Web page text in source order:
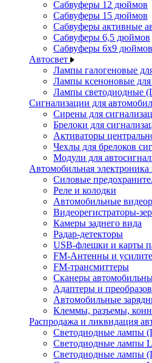
Сабвуферы 12 дюймов
Сабвуферы 15 дюймов
Сабвуферы активные
Сабвуферы 6,5 дюймов
Сабвуферы 6x9 дюймов
Автосвет
Лампы галогеновые
Лампы ксеноновые для
Лампы светодиодные
Сигнализации для
Сирены для
Брелоки для
Активаторы
Чехлы для брелоков
Модули для
Автомобильная
Силовые
Реле и колодки
Автомобильные
Видеорегистраторы-
Камеры заднего вида
Радар-детекторы
USB-флешки и карты
FM-Антенны и
FM-трансмиттеры
Сканеры
Адаптеры и
Автомобильные
Клеммы, разъемы,
Распродажа и ликвидация
Светодиодные лампы
Светодиодные лампы
Светодиодные лампы